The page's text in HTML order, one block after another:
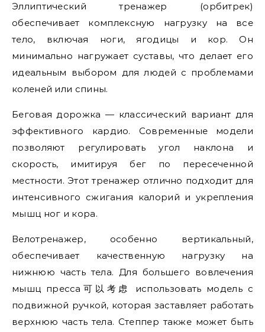
Эллиптический тренажер (орбитрек)
обеспечивает комплексную нагрузку на все
тело, включая ноги, ягодицы и кор. Он
минимально нагружает суставы, что делает его
идеальным выбором для людей с проблемами
коленей или спины.
Беговая дорожка — классический вариант для
эффективного кардио. Современные модели
позволяют регулировать угол наклона и
скорость, имитируя бег по пересеченной
местности. Этот тренажер отлично подходит для
интенсивного сжигания калорий и укрепления
мышц ног и кора.
Велотренажер, особенно вертикальный,
обеспечивает качественную нагрузку на
нижнюю часть тела. Для большего вовлечения
мышц пресса可以考虑 использовать модель с
подвижной ручкой, которая заставляет работать
верхнюю часть тела. Степпер также может быть